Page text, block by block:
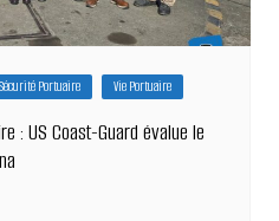
Portuaire Vie Portuaire
: US Coast-Guard évalue le